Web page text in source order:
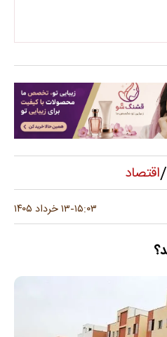
/اقتصاد
۱۵:۰۳-۱۳ خرداد ۱۴۰۵